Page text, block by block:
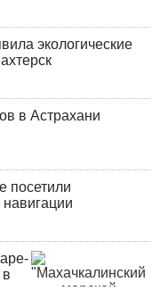
экологические
в Астрахани
посетили